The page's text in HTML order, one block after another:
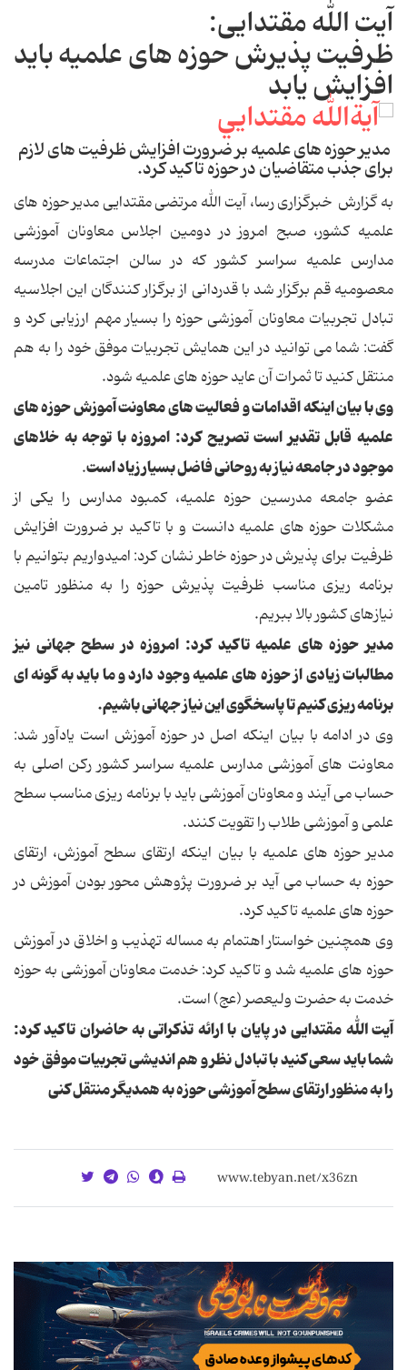
آیت الله مقتدایی:
ظرفیت پذیرش حوزه های علمیه باید
افزایش یابد
مدیر حوزه های علمیه بر ضرورت افزایش ظرفیت های لازم
برای جذب متقاضیان در حوزه تاکید کرد.
به گزارش خبرگزاری رسا، آیت الله مرتضی مقتدایی مدیر حوزه های
علمیه کشور، صبح امروز در دومین اجلاس معاونان آموزشی
مدارس علمیه سراسر کشور که در سالن اجتماعات مدرسه
معصومیه قم برگزار شد با قدردانی از برگزار کنندگان این اجلاسیه
تبادل تجربیات معاونان آموزشی حوزه را بسیار مهم ارزیابی کرد و
گفت: شما می توانید در این همایش تجربیات موفق خود را به هم
منتقل کنید تا ثمرات آن عاید حوزه های علمیه شود.
وی با بیان اینکه اقدامات و فعالیت های معاونت آموزش حوزه های
علمیه قابل تقدیر است تصریح کرد: امروزه با توجه به خلاهای
موجود در جامعه نیاز به روحانی فاضل بسیار زیاد است.
عضو جامعه مدرسین حوزه علمیه، کمبود مدارس را یکی از
مشکلات حوزه های علمیه دانست و با تاکید بر ضرورت افزایش
ظرفیت برای پذیرش در حوزه خاطر نشان کرد: امیدواریم بتوانیم با
برنامه ریزی مناسب ظرفیت پذیرش حوزه را به منظور تامین
نیازهای کشور بالا ببریم.
مدیر حوزه های علمیه تاکید کرد: امروزه در سطح جهانی نیز
مطالبات زیادی از حوزه های علمیه وجود دارد و ما باید به گونه ای
برنامه ریزی کنیم تا پاسخگوی این نیاز جهانی باشیم.
وی در ادامه با بیان اینکه اصل در حوزه آموزش است یادآور شد:
معاونت های آموزشی مدارس علمیه سراسر کشور رکن اصلی به
حساب می آیند و معاونان آموزشی باید با برنامه ریزی مناسب سطح
علمی و آموزشی طلاب را تقویت کنند.
مدیر حوزه های علمیه با بیان اینکه ارتقای سطح آموزش، ارتقای
حوزه به حساب می آید بر ضرورت پژوهش محور بودن آموزش در
حوزه های علمیه تاکید کرد.
وی همچنین خواستار اهتمام به مساله تهذیب و اخلاق در آموزش
حوزه های علمیه شد و تاکید کرد: خدمت معاونان آموزشی به حوزه
خدمت به حضرت ولیعصر (عج) است.
آیت الله مقتدایی در پایان با ارائه تذکراتی به حاضران تاکید کرد:
شما باید سعی کنید با تبادل نظر و هم اندیشی تجربیات موفق خود
را به منظور ارتقای سطح آموزشی حوزه به همدیگر منتقل کنی